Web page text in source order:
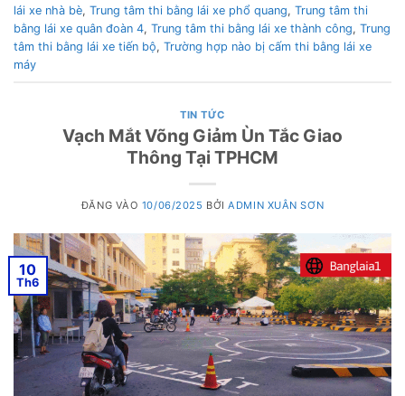
lái xe nhà bè, Trung tâm thi bằng lái xe phổ quang, Trung tâm thi
bằng lái xe quân đoàn 4, Trung tâm thi bằng lái xe thành công, Trung
tâm thi bằng lái xe tiến bộ, Trường hợp nào bị cấm thi bằng lái xe
máy
TIN TỨC
Vạch Mắt Võng Giảm Ùn Tắc Giao
Thông Tại TPHCM
ĐĂNG VÀO 10/06/2025 BỞIADMIN XUÂN SƠN
10
Th6